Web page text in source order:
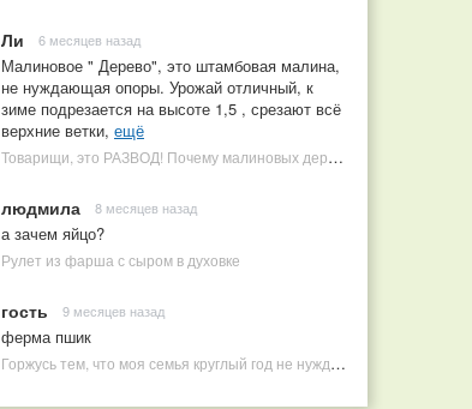
Ли 6 месяцев назад
Малиновое " Дерево", это штамбовая малина,
не нуждающая опоры. Урожай отличный, к
зиме подрезается на высоте 1,5 , срезают всё
верхние ветки, ещё
Товарищи, это РАЗВОД! Почему малиновых деревьев не бывает, или Как ушлые продавцы наживаются на мечтах садоводов
людмила 8 месяцев назад
а зачем яйцо?
Рулет из фарша с сыром в духовке
гость 9 месяцев назад
ферма пшик
Горжусь тем, что моя семья круглый год не нуждается в покупных витаминах